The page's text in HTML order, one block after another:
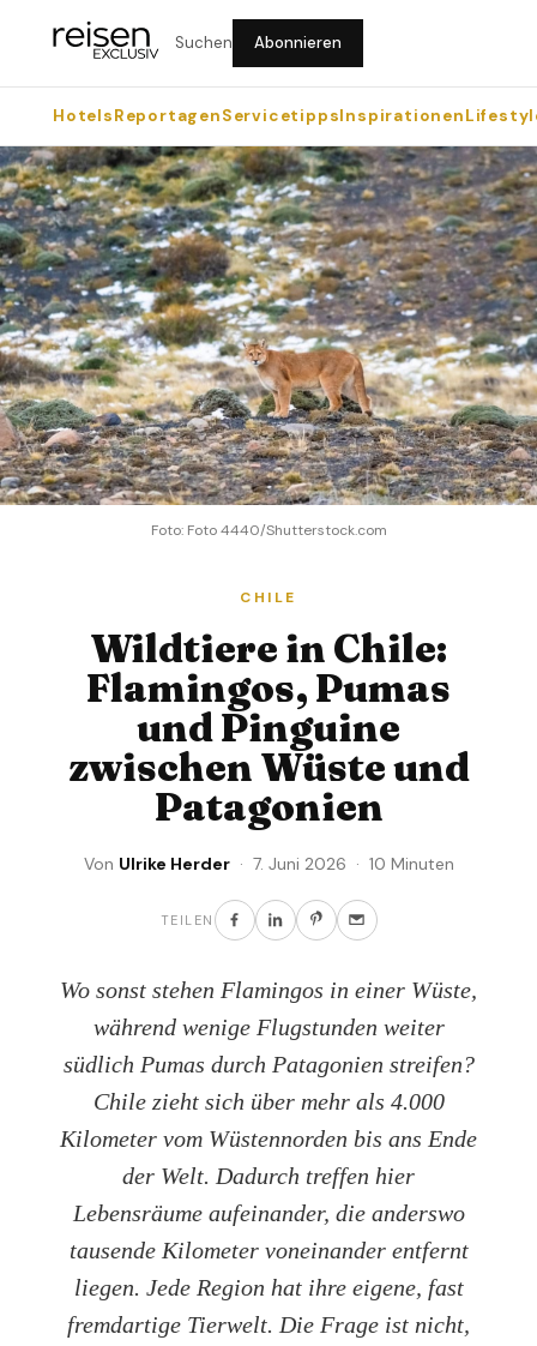
Suchen Abonnieren
HotelsReportagenServicetippsInspirationen
Foto: Foto 4440/Shutterstock.com
CHILE
Wildtiere in Chile:
Flamingos, Pumas
und Pinguine
zwischen Wüste und
Patagonien
Von Ulrike Herder· 7. Juni 2026 · 10 Minuten
TEILEN
Wo sonst stehen Flamingos in einer Wüste,
während wenige Flugstunden weiter
südlich Pumas durch Patagonien streifen?
Chile zieht sich über mehr als 4.000
Kilometer vom Wüstennorden bis ans Ende
der Welt. Dadurch treffen hier
Lebensräume aufeinander, die anderswo
tausende Kilometer voneinander entfernt
liegen. Jede Region hat ihre eigene, fast
fremdartige Tierwelt. Die Frage ist nicht,